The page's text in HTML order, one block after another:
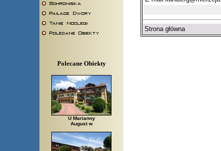
Polecane Obiekty
U Marianny
August w
Strona główna